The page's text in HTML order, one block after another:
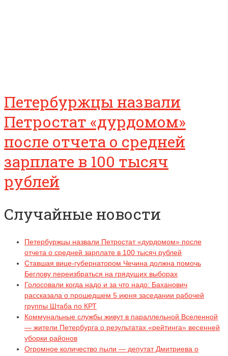
Петербуржцы назвали
Петростат «дурдомом»
после отчета о средней
зарплате в 100 тысяч
рублей
Случайные новости
Петербуржцы назвали Петростат «дурдомом» после
отчета о средней зарплате в 100 тысяч рублей
Ставшая вице-губернатором Чечина должна помочь
Беглову переизбраться на грядущих выборах
Голосовали когда надо и за что надо: Баханович
рассказала о прошедшем 5 июня заседании рабочей
группы Штаба по КРТ
Коммунальные службы живут в параллельной Вселенной
— жители Петербурга о результатах «рейтинга» весенней
уборки районов
Огромное количество пыли — депутат Дмитриева о